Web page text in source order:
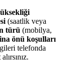
(saatlik veya
türü (mobilya,
önü koşulları
telefonda